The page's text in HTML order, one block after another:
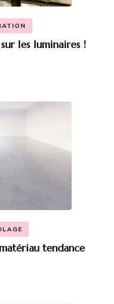
les luminaires !
tendance